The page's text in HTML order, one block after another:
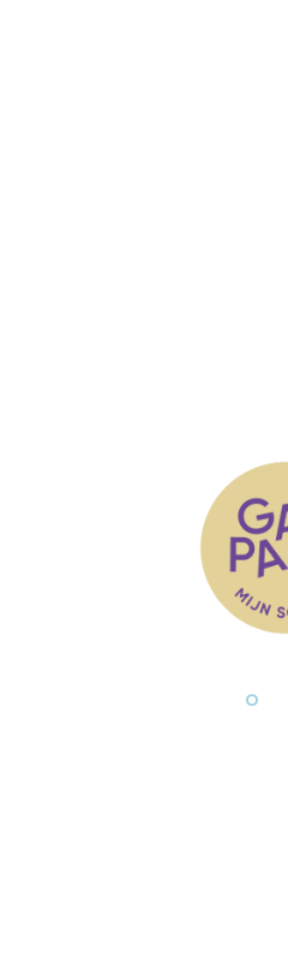
Musical: Blauw
°